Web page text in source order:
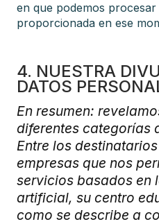
en que podemos
proporcionada en ese
4. NUESTRA
DATOS
En resumen:
diferentes categorías
Entre los
empresas que nos
servicios basados en
artificial, su centro
como se describe a